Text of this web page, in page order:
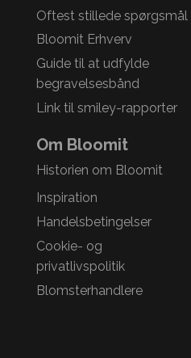
Oftest stillede spørgsmål
Bloomit Erhverv
Guide til at udfylde
begravelsesbånd
Link til smiley-rapporter
Om Bloomit
Historien om Bloomit
Inspiration
Handelsbetingelser
Cookie- og
privatlivspolitik
Blomsterhandlere